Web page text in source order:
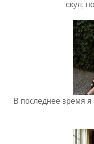
скул,
В последнее время я